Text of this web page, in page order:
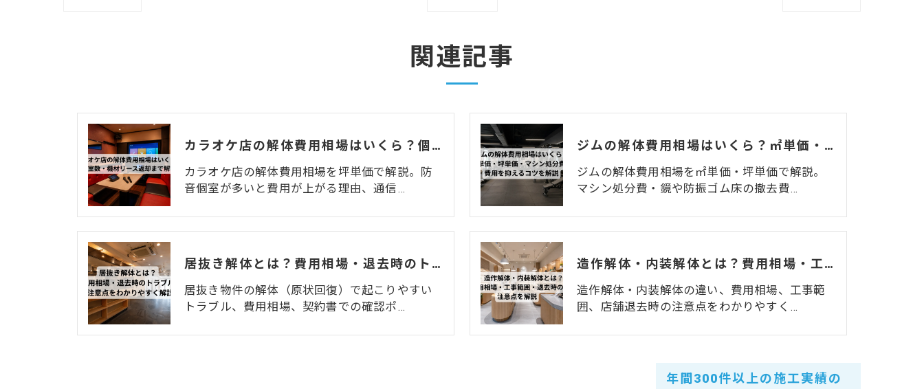
関連記事
カラオケ店の解体費用相場はいくら？個室数・機材リース返却まで解説
カラオケ店の解体費用相場を坪単価で解説。防
音個室が多いと費用が上がる理由、通信…
ジムの解体費用相場はいくら？㎡単価・坪単価・マシン処分費・費用を抑えるコツを解説
ジムの解体費用相場を㎡単価・坪単価で解説。
マシン処分費・鏡や防振ゴム床の撤去費…
居抜き解体とは？費用相場・退去時のトラブル・注意点をわかりやすく解説
居抜き物件の解体（原状回復）で起こりやすい
トラブル、費用相場、契約書での確認ポ…
造作解体・内装解体とは？費用相場・工事範囲・退去時の注意点を解説
造作解体・内装解体の違い、費用相場、工事範
囲、店舗退去時の注意点をわかりやすく…
年間300件以上の施工実績の